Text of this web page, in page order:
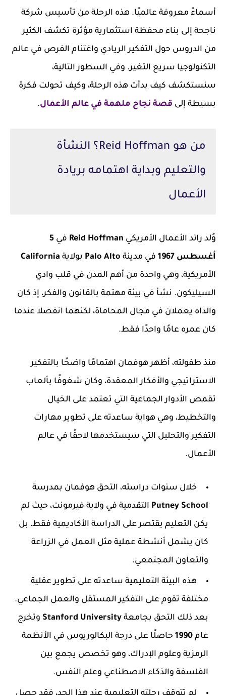
أسماءً معروفة عالميًا. هذه الرحلة من تأسيس شركة
ناجحة إلى بناء محفظة استثمارية مؤثرة تكشف الكثير
من الدروس حول التفكير الريادي واغتنام الفرص في عالم
التكنولوجيا سريع التغير. وفي السطور التالية،
سنستكشف كيف بدأت هذه الرحلة، وكيف تحولت فكرة
بسيطة إلى قصة نجاح ملهمة في عالم الأعمال.
من هو Reid Hoffman؟ النشأة
والتعليم وبداية اهتمامه بريادة
الأعمال
وُلد رائد الأعمال الأمريكي Reid Hoffman في 5
أغسطس 1967
في مدينة Palo Alto بولاية
الأمريكية، وهي واحدة من أهم المدن في قلب وادي
السيليكون. نشأ في بيئة مهتمة بالقانون والفكر، إذ كان
والداه يعملان في مجال المحاماة، لكنهما انفصلا عندما
كان عمره عامًا واحدًا فقط.
منذ طفولته، أظهر هوفمان اهتمامًا واضحًا بالتفكير
الاستراتيجي والأفكار المعقدة، وكان شغوفًا بألعاب
تقمص الأدوار الجماعية التي تعتمد على الخيال
والتخطيط، وهي هواية ساعدته على تطوير مهارات
التفكير والتحليل التي سيستخدمها لاحقًا في عالم
الأعمال.
خلال سنوات دراسته، التحق هوفمان بمدرسة
Putney School التقدمية في ولاية فيرمونت، حيث لم
يكن التعليم يقتصر على الدراسة الأكاديمية فقط، بل
كان يشمل أنشطة عملية مثل العمل في الزراعة
والتعاون المجتمعي.
هذه البيئة التعليمية ساعدته على تطوير عقلية
مختلفة تقوم على التفكير المستقل والعمل الجماعي.
بعد ذلك التحق بجامعة Stanford University وتخرج
عام 1990 حاصلًا على درجة البكالوريوس في الأنظمة
الرمزية وعلوم الإدراك، وهو تخصص يجمع بين
الفلسفة والذكاء الاصطناعي وعلم النفس.